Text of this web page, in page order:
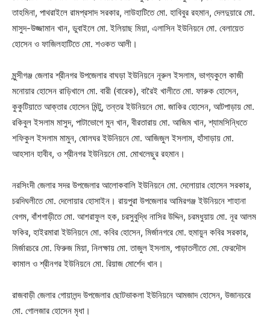
তাহমিনা, পাথরাইলে রামপ্রসাদ সরকার, লাউহাটিতে মো. হাবিবুর রহমান, দেলদুয়ারে মো.
মাসুদ-উজ্জামান খান, ডুবাইলে মো. ইলিয়াছ মিয়া, এলাসিন ইউনিয়নে মো. বেলায়েত
হোসেন ও ফাজিলহাটিতে মো. শওকত আলী।
মুন্সীগঞ্জ জেলার শ্রীনগর উপজেলার বাঘড়া ইউনিয়নে নূরুল ইসলাম, ভাগ্যকুলে কাজী
মনোয়ার হোসেন রাড়িখালে মো. বারী (বারেক), বারৈই খালীতে মো. ফারুক হোসেন,
কুকুটিয়াতে আক্তার হোসেন মিন্টু, তন্তর ইউনিয়নে মো. জাকির হোসেন, আটপাড়ায় মো.
রকিবুল ইসলাম মাসুদ, পাটাভোগে মুন খান, বীরতারায় মো. আজিম খান, শ্যামসিন্ধিতে
শফিকুল ইসলাম মামুন, ষোলঘর ইউনিয়নে মো. আজিজুল ইসলাম, হাঁসাড়ায় মো.
আহসান হাবীব, ও শ্রীনগর ইউনিয়নে মো. মোখলেছুর রহমান।
নরসিংদী জেলার সদর উপজেলার আলোকবালি ইউনিয়নে মো. দেলোয়ার হোসেন সরকার,
চরদিঘলীতে মো. দেলোয়ার হোসাইন। রায়পুরা উপজেলার আমিরগঞ্জ ইউনিয়নে শাহানা
বেগম, বাঁশগাড়ীতে মো. আশরাফুল হক, চরসুবুদ্ধি নাসির উদ্দিন, চরমধুয়ায় মো. নূর আলম
ফকির, হাইরমারা ইউনিয়নে মো. কবির হোসেন, মির্জানগরে মো. হুমায়ুন কবির সরকার,
মির্জারচরে মো. ফিরুজ মিয়া, নিলক্ষায় মো. তাজুল ইসলাম, পাড়াতলীতে মো. ফেরদৌস
কামাল ও শ্রীনগর ইউনিয়নে মো. রিয়াজ মোর্শেদ খান।
রাজবাড়ী জেলার গোয়ালন্দ উপজেলার ছোটভাকলা ইউনিয়নে আমজাদ হোসেন, উজানচরে
মো. গোলজার হোসেন মৃধা।